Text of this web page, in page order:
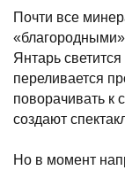
Почти все
Янтарь
переливается
поворачивать к
создают
Но в момент